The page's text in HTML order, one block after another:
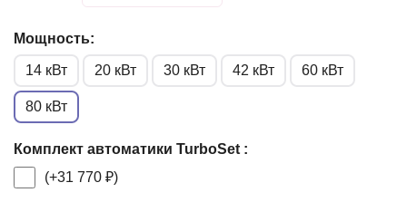
Мощность:
14 кВт 20 кВт 30 кВт 42 кВт 60 кВт
80 кВт
Комплект автоматики TurboSet :
(+31 770₽)